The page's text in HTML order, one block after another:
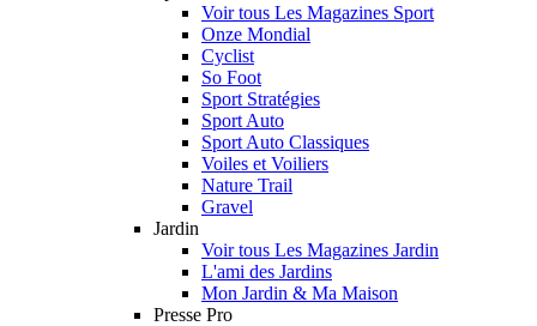
Voir tous Les Magazines Sport
Onze Mondial
Cyclist
So Foot
Sport Stratégies
Sport Auto
Sport Auto Classiques
Voiles et Voiliers
Nature Trail
Gravel
Jardin
Voir tous Les Magazines Jardin
L'ami des Jardins
Mon Jardin & Ma Maison
Presse Pro